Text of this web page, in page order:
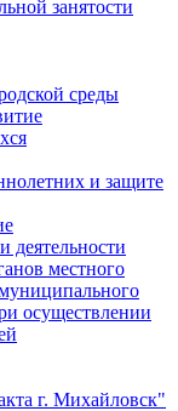
занятости
среды
и защите
деятельности
местного
осуществлении
г. Михайловск"